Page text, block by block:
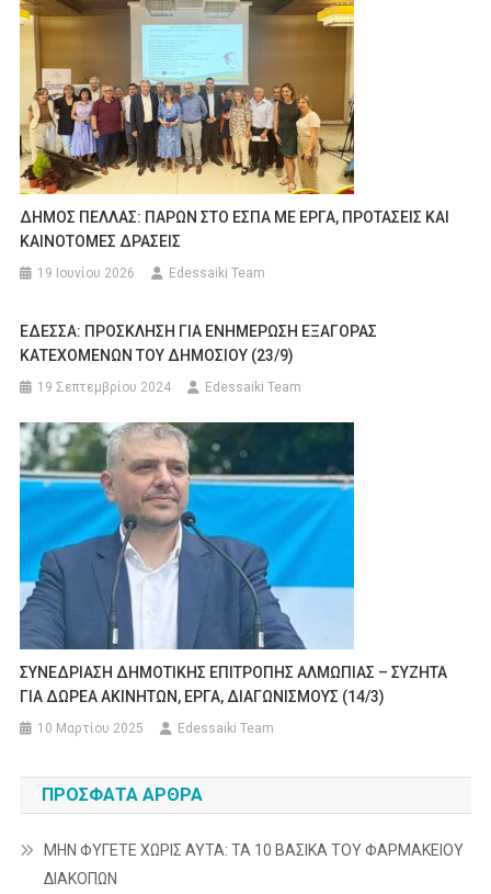
ΔΗΜΟΣ ΠΕΛΛΑΣ: ΠΑΡΩΝ ΣΤΟ ΕΣΠΑ ΜΕ ΕΡΓΑ, ΠΡΟΤΑΣΕΙΣ ΚΑΙ
ΚΑΙΝΟΤΟΜΕΣ ΔΡΑΣΕΙΣ
19 Ιουνίου 2026 Edessaiki Team
ΕΔΕΣΣΑ: ΠΡΟΣΚΛΗΣΗ ΓΙΑ ΕΝΗΜΕΡΩΣΗ ΕΞΑΓΟΡΑΣ
ΚΑΤΕΧΟΜΕΝΩΝ ΤΟΥ ΔΗΜΟΣΙΟΥ (23/9)
19 Σεπτεμβρίου 2024 Edessaiki Team
ΣΥΝΕΔΡΙΑΣΗ ΔΗΜΟΤΙΚΗΣ ΕΠΙΤΡΟΠΗΣ ΑΛΜΩΠΙΑΣ – ΣΥΖΗΤΑ
ΓΙΑ ΔΩΡΕΑ ΑΚΙΝΗΤΩΝ, ΕΡΓΑ, ΔΙΑΓΩΝΙΣΜΟΥΣ (14/3)
10 Μαρτίου 2025 Edessaiki Team
ΠΡΌΣΦΑΤΑ ΆΡΘΡΑ
ΜΗΝ ΦΥΓΕΤΕ ΧΩΡΙΣ ΑΥΤΑ: ΤΑ 10 ΒΑΣΙΚΑ ΤΟΥ ΦΑΡΜΑΚΕΙΟΥ
ΔΙΑΚΟΠΩΝ